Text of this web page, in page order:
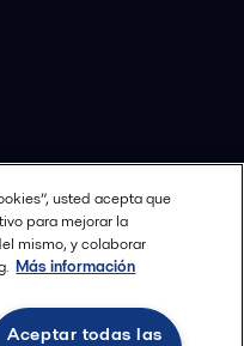
y condiciones legales
usted acepta que
para mejorar la
mismo, y colaborar
Más información
Aceptar todas las